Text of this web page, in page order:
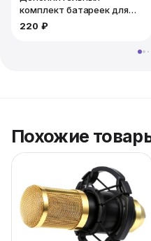
комплект батареек для
микрофона. 2шт
220 ₽
Похожие